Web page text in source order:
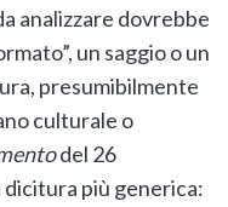
analizzare dovrebbe
un saggio o un
presumibilmente
culturale o
del 26
più generica: